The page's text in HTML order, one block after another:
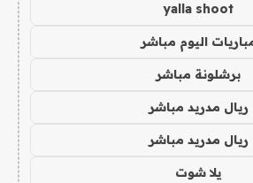
yalla shoot
اليوم مباشر
برشلونة مباشر
ريال مدريد مباشر
ريال مدريد مباشر
يلا شوت